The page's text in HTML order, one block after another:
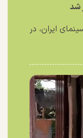
شد
ایران، در